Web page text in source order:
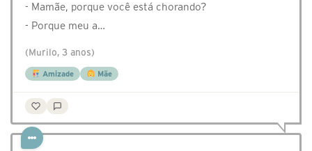
- Mamãe, porque você está chorando?
- Porque meu a…
(Murilo, 3 anos)
Amizade Mãe